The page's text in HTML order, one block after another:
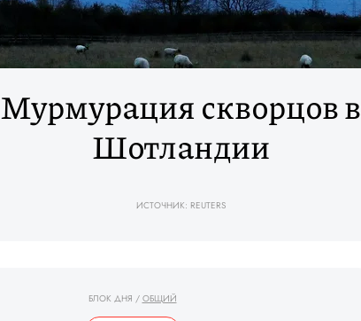
Мурмурация скворцов в
Шотландии
ИСТОЧНИК: REUTERS
БЛОК ДНЯ / ОБЩИЙ